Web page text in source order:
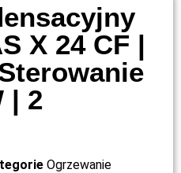
X 24 CF |
| 2
Ogrzewanie